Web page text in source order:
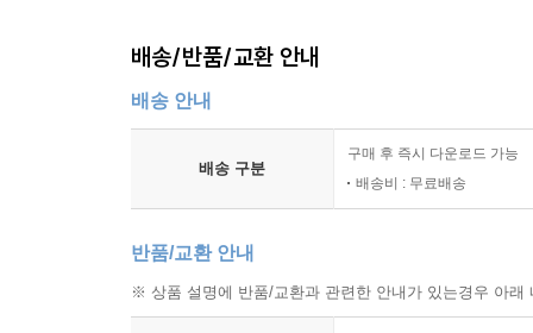
배송/반품/교환 안내
배송 안내
배송 구분
구매 후 즉시 다운로드 가능
배송비 : 무료배송
반품/교환 안내
※ 상품 설명에 반품/교환과 관련한 안내가 있는경우 아